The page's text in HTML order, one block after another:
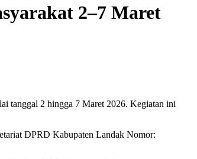
2–7 Maret
tanggal 2 hingga 7 Maret 2026. Kegiatan ini
DPRD Kabupaten Landak Nomor: